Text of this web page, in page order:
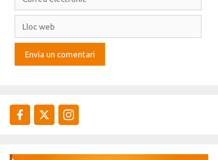
electrònic
web